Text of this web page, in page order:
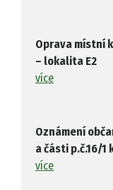
Oprava místní
– lokalita E2
více
Oznámení
a části p.č.16/1
více